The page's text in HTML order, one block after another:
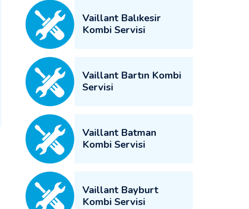
Vaillant Balıkesir
Kombi Servisi
Vaillant Bartın Kombi
Servisi
Vaillant Batman
Kombi Servisi
Vaillant Bayburt
Kombi Servisi